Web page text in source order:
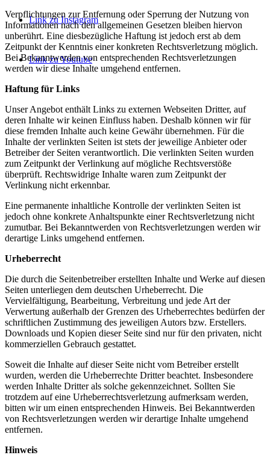
Link zu Instagram
Link zu Youtube
Verpflichtungen zur Entfernung oder Sperrung der Nutzung von
Informationen nach den allgemeinen Gesetzen bleiben hiervon
unberührt. Eine diesbezügliche Haftung ist jedoch erst ab dem
Zeitpunkt der Kenntnis einer konkreten Rechtsverletzung möglich.
Bei Bekanntwerden von entsprechenden Rechtsverletzungen
werden wir diese Inhalte umgehend entfernen.
Haftung für Links
Unser Angebot enthält Links zu externen Webseiten Dritter, auf
deren Inhalte wir keinen Einfluss haben. Deshalb können wir für
diese fremden Inhalte auch keine Gewähr übernehmen. Für die
Inhalte der verlinkten Seiten ist stets der jeweilige Anbieter oder
Betreiber der Seiten verantwortlich. Die verlinkten Seiten wurden
zum Zeitpunkt der Verlinkung auf mögliche Rechtsverstöße
überprüft. Rechtswidrige Inhalte waren zum Zeitpunkt der
Verlinkung nicht erkennbar.
Eine permanente inhaltliche Kontrolle der verlinkten Seiten ist
jedoch ohne konkrete Anhaltspunkte einer Rechtsverletzung nicht
zumutbar. Bei Bekanntwerden von Rechtsverletzungen werden wir
derartige Links umgehend entfernen.
Urheberrecht
Die durch die Seitenbetreiber erstellten Inhalte und Werke auf diesen
Seiten unterliegen dem deutschen Urheberrecht. Die
Vervielfältigung, Bearbeitung, Verbreitung und jede Art der
Verwertung außerhalb der Grenzen des Urheberrechtes bedürfen der
schriftlichen Zustimmung des jeweiligen Autors bzw. Erstellers.
Downloads und Kopien dieser Seite sind nur für den privaten, nicht
kommerziellen Gebrauch gestattet.
Soweit die Inhalte auf dieser Seite nicht vom Betreiber erstellt
wurden, werden die Urheberrechte Dritter beachtet. Insbesondere
werden Inhalte Dritter als solche gekennzeichnet. Sollten Sie
trotzdem auf eine Urheberrechtsverletzung aufmerksam werden,
bitten wir um einen entsprechenden Hinweis. Bei Bekanntwerden
von Rechtsverletzungen werden wir derartige Inhalte umgehend
entfernen.
Hinweis